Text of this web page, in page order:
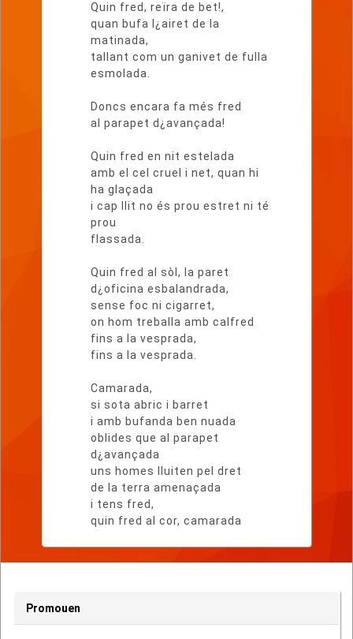
Quin fred, reïra de bet!,
quan bufa l¿airet de la
matinada,
tallant com un ganivet de fulla
esmolada.
Doncs encara fa més fred
al parapet d¿avançada!
Quin fred en nit estelada
amb el cel cruel i net, quan hi
ha glaçada
i cap llit no és prou estret ni té
prou
flassada.
Quin fred al sòl, la paret
d¿oficina esbalandrada,
sense foc ni cigarret,
on hom treballa amb calfred
fins a la vesprada,
fins a la vesprada.
Camarada,
si sota abric i barret
i amb bufanda ben nuada
oblides que al parapet
d¿avançada
uns homes lluiten pel dret
de la terra amenaçada
i tens fred,
quin fred al cor, camarada
Promouen